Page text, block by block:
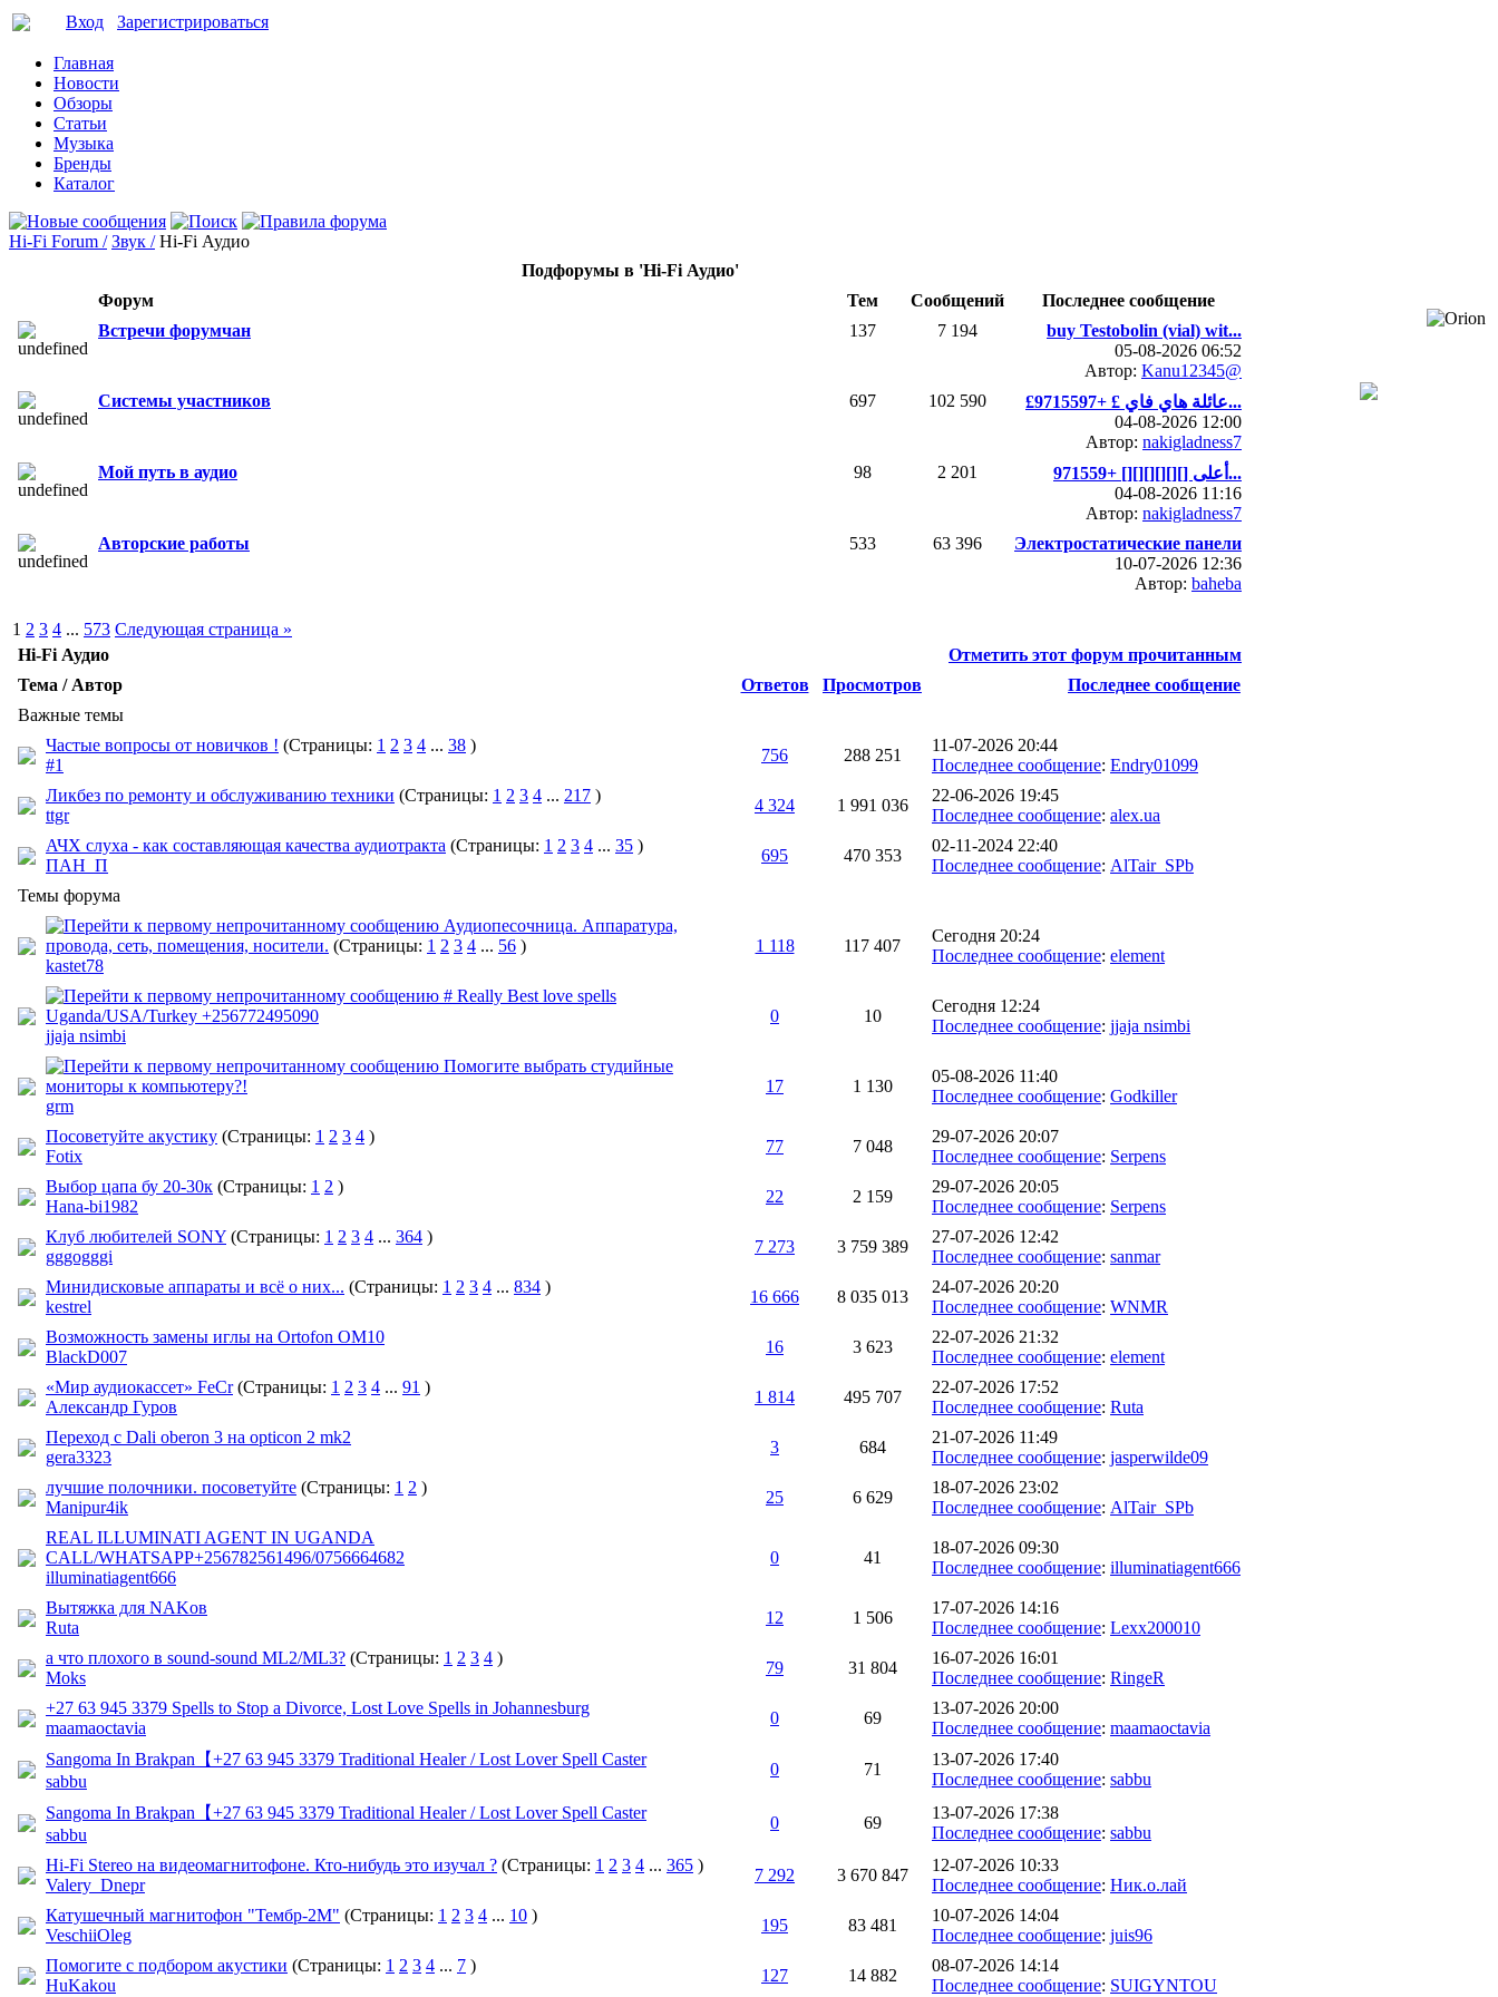
Вход Зарегистрироваться
Главная
Новости
Обзоры
Статьи
Музыка
Бренды
Каталог
Hi-Fi Forum / Звук / Hi-Fi Аудио
Подфорумы в 'Hi-Fi Аудио'
Форум
Тем Сообщений
Последнее сообщение
Встречи форумчан
137 7 194
buy Testobolin (vial) wit...
05-08-2026 06:52
Автор: Kanu12345@
Системы участников
697 102 590
£عائلة هاي فاي £ +9715597...
04-08-2026 12:00
Автор: nakigladness7
Мой путь в аудио
98 2 201
أعلى [][][][][][] +971559...
04-08-2026 11:16
Автор: nakigladness7
Авторские работы
533 63 396
Электростатические панели
10-07-2026 12:36
Автор: baheba
1 2 3 4 ... 573 Следующая страница »
Отметить этот форум прочитанным
Hi-Fi Аудио
Тема / Автор
Ответов Просмотров
Последнее сообщение
Важные темы
Частые вопросы от новичков ! (Страницы: 1 2 3 4 ... 38 )
#1
756 288 251
11-07-2026 20:44
Последнее сообщение: Endry01099
Ликбез по ремонту и обслуживанию техники (Страницы: 1 2 3 4 ... 217 )
ttgr
4 324 1 991 036
22-06-2026 19:45
Последнее сообщение: alex.ua
АЧХ слуха - как составляющая качества аудиотракта (Страницы: 1 2 3 4 ... 35 )
ПАН_П
695 470 353
02-11-2024 22:40
Последнее сообщение: AlTair_SPb
Темы форума
Аудиопесочница. Аппаратура,
провода, сеть, помещения, носители. (Страницы: 1 2 3 4 ... 56 )
kastet78
1 118 117 407
Сегодня 20:24
Последнее сообщение: element
# Really Best love spells
Uganda/USA/Turkey +256772495090
jjaja nsimbi
0 10
Сегодня 12:24
Последнее сообщение: jjaja nsimbi
Помогите выбрать студийные
мониторы к компьютеру?!
grm
17 1 130
05-08-2026 11:40
Последнее сообщение: Godkiller
Посоветуйте акустику (Страницы: 1 2 3 4 )
Fotix
77 7 048
29-07-2026 20:07
Последнее сообщение: Serpens
Выбор цапа бу 20-30к (Страницы: 1 2 )
Hana-bi1982
22 2 159
29-07-2026 20:05
Последнее сообщение: Serpens
Клуб любителей SONY (Страницы: 1 2 3 4 ... 364 )
gggogggi
7 273 3 759 389
27-07-2026 12:42
Последнее сообщение: sanmar
Минидисковые аппараты и всё о них... (Страницы: 1 2 3 4 ... 834 )
kestrel
16 666 8 035 013
24-07-2026 20:20
Последнее сообщение: WNMR
Возможность замены иглы на Ortofon OM10
BlackD007
16 3 623
22-07-2026 21:32
Последнее сообщение: element
«Мир аудиокассет» FeCr (Страницы: 1 2 3 4 ... 91 )
Александр Гуров
1 814 495 707
22-07-2026 17:52
Последнее сообщение: Ruta
Переход с Dali oberon 3 на opticon 2 mk2
gera3323
3 684
21-07-2026 11:49
Последнее сообщение: jasperwilde09
лучшие полочники. посоветуйте (Страницы: 1 2 )
Manipur4ik
25 6 629
18-07-2026 23:02
Последнее сообщение: AlTair_SPb
REAL ILLUMINATI AGENT IN UGANDA
CALL/WHATSAPP+256782561496/0756664682
illuminatiagent666
0 41
18-07-2026 09:30
Последнее сообщение: illuminatiagent666
Вытяжка для NAKов
Ruta
12 1 506
17-07-2026 14:16
Последнее сообщение: Lexx200010
а что плохого в sound-sound ML2/ML3? (Страницы: 1 2 3 4 )
Moks
79 31 804
16-07-2026 16:01
Последнее сообщение: RingeR
+27 63 945 3379 Spells to Stop a Divorce, Lost Love Spells in Johannesburg
maamaoctavia
0 69
13-07-2026 20:00
Последнее сообщение: maamaoctavia
Sangoma In Brakpan【 +27 63 945 3379 Traditional Healer / Lost Lover Spell Caster
sabbu
0 71
13-07-2026 17:40
Последнее сообщение: sabbu
Sangoma In Brakpan【 +27 63 945 3379 Traditional Healer / Lost Lover Spell Caster
sabbu
0 69
13-07-2026 17:38
Последнее сообщение: sabbu
Hi-Fi Stereo на видеомагнитофоне. Кто-нибудь это изучал ? (Страницы: 1 2 3 4 ... 365 )
Valery_Dnepr
7 292 3 670 847
12-07-2026 10:33
Последнее сообщение: Ник.о.лай
Катушечный магнитофон "Тембр-2М" (Страницы: 1 2 3 4 ... 10 )
VeschiiOleg
195 83 481
10-07-2026 14:04
Последнее сообщение: juis96
Помогите с подбором акустики (Страницы: 1 2 3 4 ... 7 )
HuKakou
127 14 882
08-07-2026 14:14
Последнее сообщение: SUIGYNTOU